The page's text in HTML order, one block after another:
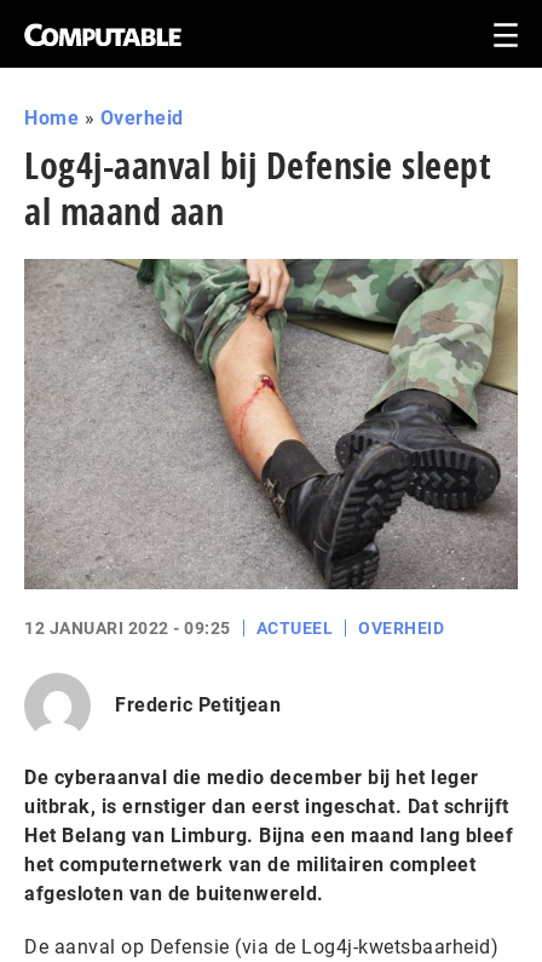
Home » Overheid
Log4j-aanval bij Defensie sleept
al maand aan
12 JANUARI 2022 - 09:25 ACTUEEL OVERHEID
Frederic Petitjean
De cyberaanval die medio december bij het leger
uitbrak, is ernstiger dan eerst ingeschat. Dat schrijft
Het Belang van Limburg. Bijna een maand lang bleef
het computernetwerk van de militairen compleet
afgesloten van de buitenwereld.
De aanval op Defensie (via de Log4j-kwetsbaarheid)